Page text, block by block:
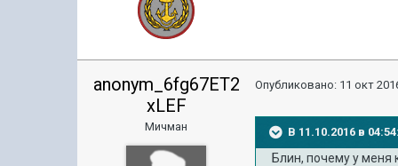
anonym_6fg67ET2
xLEF
Мичман
Опубликовано: 11 окт
В 11.10.2016 в
Блин, почему у меня